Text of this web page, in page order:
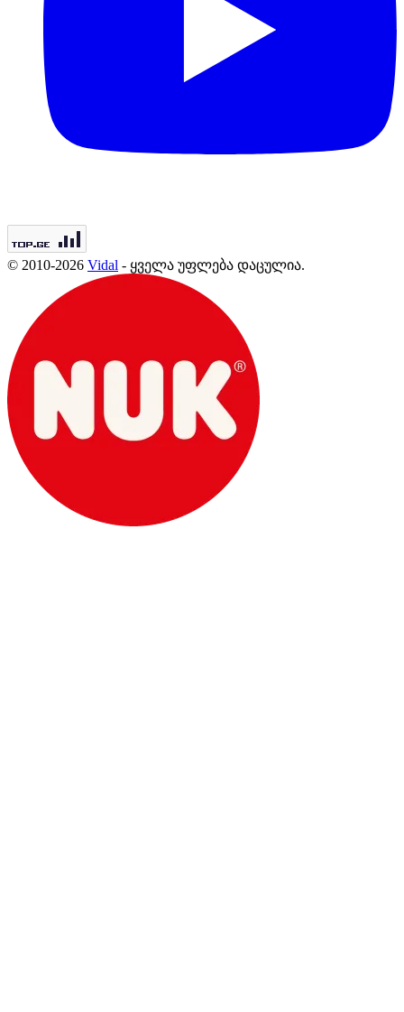
© 2010-2026 Vidal - ყველა უფლება დაცულია.